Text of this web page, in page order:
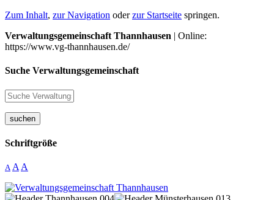
Zum Inhalt, zur Navigation oderzur Startseite springen.
Verwaltungsgemeinschaft Thannhausen | Online:
https://www.vg-thannhausen.de/
Suche Verwaltungsgemeinschaft
suchen
Schriftgröße
A A A